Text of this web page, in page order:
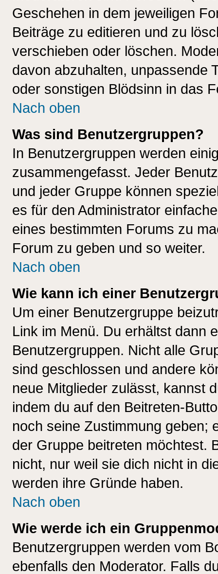
Geschehen in dem jeweiligen
Beiträge zu editieren und zu
verschieben oder löschen.
davon abzuhalten, unpassende
oder sonstigen Blödsinn in das
Nach oben
Was sind Benutzergruppen?
In Benutzergruppen werden
zusammengefasst. Jeder
und jeder Gruppe können
es für den Administrator
eines bestimmten Forums zu
Forum zu geben und so weiter.
Nach oben
Wie kann ich einer
Um einer Benutzergruppe
Link im Menü. Du erhältst dann
Benutzergruppen. Nicht alle
sind geschlossen und andere
neue Mitglieder zulässt, kannst
indem du auf den Beitreten-
noch seine Zustimmung geben;
der Gruppe beitreten möchtest.
nicht, nur weil sie dich nicht in
werden ihre Gründe haben.
Nach oben
Wie werde ich ein
Benutzergruppen werden vom
ebenfalls den Moderator. Falls